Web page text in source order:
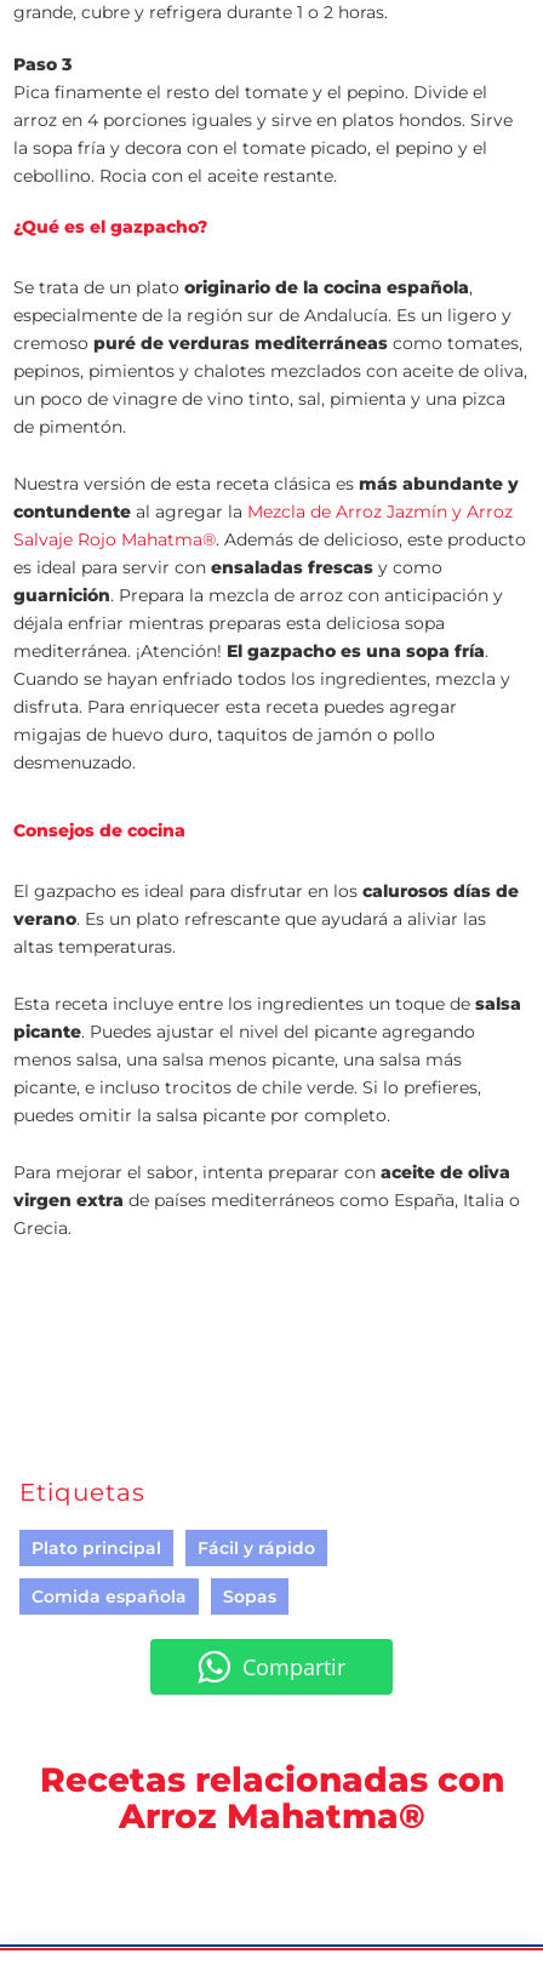
grande, cubre y refrigera durante 1 o 2 horas.
Paso 3
Pica finamente el resto del tomate y el pepino. Divide el
arroz en 4 porciones iguales y sirve en platos hondos. Sirve
la sopa fría y decora con el tomate picado, el pepino y el
cebollino. Rocia con el aceite restante.
¿Qué es el gazpacho?
Se trata de un platooriginario de la cocina española,
especialmente de la región sur de Andalucía. Es un ligero y
cremosopuré de verduras mediterráneas como tomates,
pepinos, pimientos y chalotes mezclados con aceite de oliva,
un poco de vinagre de vino tinto, sal, pimienta y una pizca
de pimentón.
Nuestra versión de esta receta clásica esmás abundante y
contundente al agregar la Mezcla de Arroz Jazmín y Arroz
Salvaje Rojo Mahatma®. Además de delicioso, este producto
es ideal para servir conensaladas frescas y como
guarnición. Prepara la mezcla de arroz con anticipación y
déjala enfriar mientras preparas esta deliciosa sopa
mediterránea. ¡Atención! El gazpacho es una sopa fría.
Cuando se hayan enfriado todos los ingredientes, mezcla y
disfruta. Para enriquecer esta receta puedes agregar
migajas de huevo duro, taquitos de jamón o pollo
desmenuzado.
Consejos de cocina
El gazpacho es ideal para disfrutar en loscalurosos días de
verano. Es un plato refrescante que ayudará a aliviar las
altas temperaturas.
Esta receta incluye entre los ingredientes un toque desalsa
picante. Puedes ajustar el nivel del picante agregando
menos salsa, una salsa menos picante, una salsa más
picante, e incluso trocitos de chile verde. Si lo prefieres,
puedes omitir la salsa picante por completo.
Para mejorar el sabor, intenta preparar con aceite de oliva
virgen extra de países mediterráneos como España, Italia o
Grecia.
Etiquetas
Plato principal Fácil y rápido
Comida española Sopas
Compartir
Recetas relacionadas con
Arroz Mahatma®